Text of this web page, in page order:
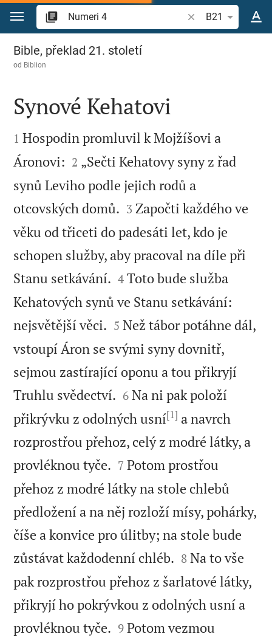
Přejít na obsah
Vyhledat biblický
B21
Numeri 4
Bible, překlad 21. století
od Biblion

Synové Kehatovi

1 Hospodin promluvil k Mojžíšovi a
Áronovi: 

2 „Sečti Kehatovy syny z řad
synů Leviho podle jejich rodů a
otcovských domů. 

3 Započti každého ve
věku od třiceti do padesáti let, kdo je
schopen služby, aby pracoval na díle při
Stanu setkávání. 

4 Toto bude služba
Kehatových synů ve Stanu setkávání:
nejsvětější věci. 

5 Než tábor potáhne dál,
vstoupí Áron se svými syny dovnitř,
sejmou zastírající oponu a tou přikryjí
Truhlu svědectví. 

6 Na ni pak položí
přikrývku z odolných usní[1] a navrch
rozprostřou přehoz, celý z modré látky, a
provléknou tyče. 

7 Potom prostřou
přehoz z modré látky na stole chlebů
předložení a na něj rozloží mísy, pohárky,
číše a konvice pro úlitby; na stole bude
zůstávat každodenní chléb. 

8 Na to vše
pak rozprostřou přehoz z šarlatové látky,
přikryjí ho pokrývkou z odolných usní a
provléknou tyče. 

9 Potom vezmou